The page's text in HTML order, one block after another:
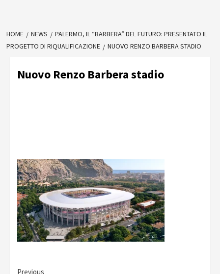
HOME NEWS
PALERMO, IL “BARBERA” DEL FUTURO: PRESENTATO IL
PROGETTO DI RIQUALIFICAZIONE
NUOVO RENZO BARBERA STADIO
Nuovo Renzo Barbera stadio
Previous